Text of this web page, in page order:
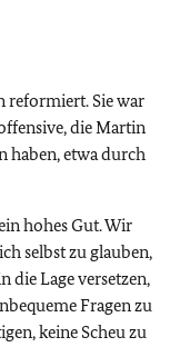
reformiert. Sie war
die Martin
haben, etwa durch
hohes Gut. Wir
selbst zu glauben,
die Lage versetzen,
Fragen zu
keine Scheu zu